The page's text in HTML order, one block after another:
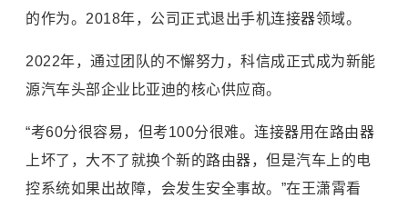
的作为。2018年，公司正式退出手机连接器领域。
2022年，通过团队的不懈努力，科信成正式成为新能
源汽车头部企业比亚迪的核心供应商。
“考60分很容易，但考100分很难。连接器用在路由器
上坏了，大不了就换个新的路由器，但是汽车上的电
控系统如果出故障，会发生安全事故。”在王潇霄看